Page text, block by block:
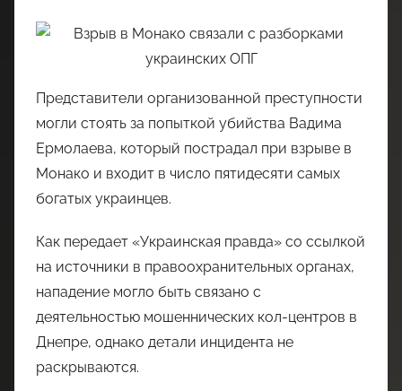
Представители организованной преступности
могли стоять за попыткой убийства Вадима
Ермолаева, который пострадал при взрыве в
Монако и входит в число пятидесяти самых
богатых украинцев.
Как передает «Украинская правда» со ссылкой
на источники в правоохранительных органах,
нападение могло быть связано с
деятельностью мошеннических кол-центров в
Днепре, однако детали инцидента не
раскрываются.